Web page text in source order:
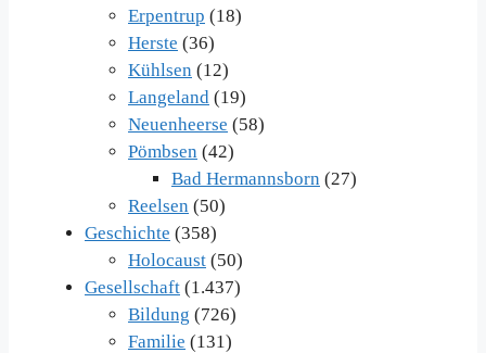
Erpentrup (18)
Herste (36)
Kühlsen (12)
Langeland (19)
Neuenheerse (58)
Pömbsen (42)
Bad Hermannsborn (27)
Reelsen (50)
Geschichte (358)
Holocaust (50)
Gesellschaft (1.437)
Bildung (726)
Familie (131)